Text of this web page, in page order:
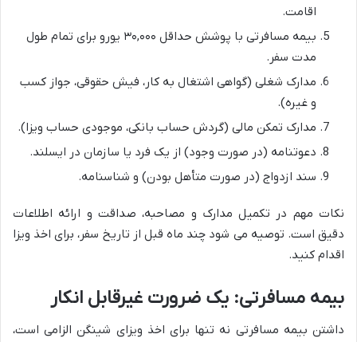
اقامت.
بیمه مسافرتی با پوشش حداقل ۳۰,۰۰۰ یورو برای تمام طول
مدت سفر.
مدارک شغلی (گواهی اشتغال به کار، فیش حقوقی، جواز کسب
و غیره).
مدارک تمکن مالی (گردش حساب بانکی، موجودی حساب ویزا).
دعوتنامه (در صورت وجود) از یک فرد یا سازمان در ایسلند.
سند ازدواج (در صورت متأهل بودن) و شناسنامه.
نکات مهم در تکمیل مدارک و مصاحبه، صداقت و ارائه اطلاعات
دقیق است. توصیه می شود چند ماه قبل از تاریخ سفر، برای اخذ ویزا
اقدام کنید.
بیمه مسافرتی: یک ضرورت غیرقابل انکار
داشتن بیمه مسافرتی نه تنها برای اخذ ویزای شینگن الزامی است،